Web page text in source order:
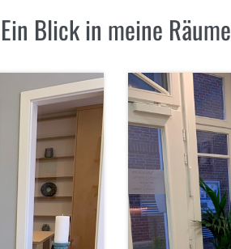
Ein Blick in meine Räume